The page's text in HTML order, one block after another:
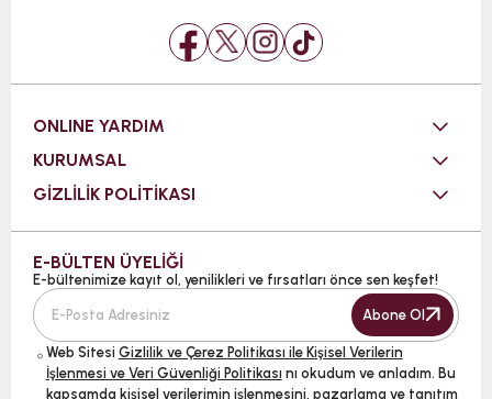
ONLINE YARDIM
KURUMSAL
GİZLİLİK POLİTİKASI
E-BÜLTEN ÜYELİĞİ
E-bültenimize kayıt ol, yenilikleri ve fırsatları önce sen keşfet!
Abone Ol
Web Sitesi Gizlilik ve Çerez Politikası ile Kişisel Verilerin
İşlenmesi ve Veri Güvenliği Politikası nı okudum ve anladım. Bu
kapsamda kişisel verilerimin işlenmesini, pazarlama ve tanıtım